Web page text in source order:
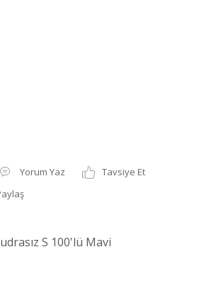
Yorum Yaz
Tavsiye Et
S 100'lü Mavi